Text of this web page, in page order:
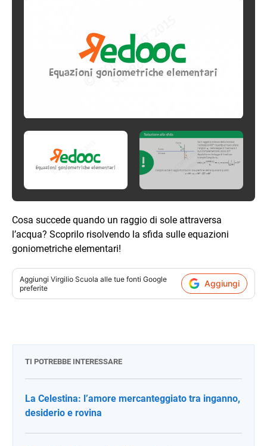
Cosa succede quando un raggio di sole attraversa
l’acqua? Scoprilo risolvendo la sfida sulle equazioni
goniometriche elementari!
Aggiungi Virgilio Scuola alle tue fonti Google
preferite
Aggiungi
TI POTREBBE INTERESSARE
La Celestina: l’amore mercanteggiato tra inganno,
desiderio e rovina